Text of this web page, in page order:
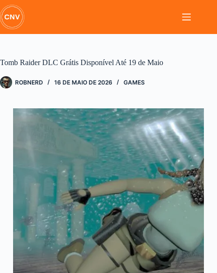
Pular
para
o
conteúdo
Tomb Raider DLC Grátis Disponível Até 19 de Maio
ROBNERD 16 DE MAIO DE 2026 GAMES